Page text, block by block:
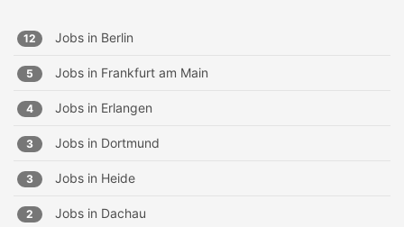
12 Jobs in Berlin
5 Jobs in Frankfurt am Main
4 Jobs in Erlangen
3 Jobs in Dortmund
3 Jobs in Heide
2 Jobs in Dachau